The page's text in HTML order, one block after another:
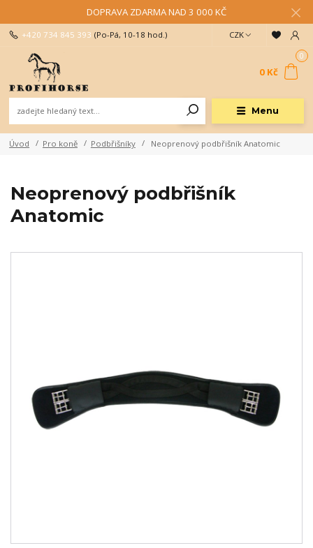
DOPRAVA ZDARMA NAD 3 000 KČ
Menu
CZK
+420 734 845 393 (Po-Pá, 10-18 hod.)
0
0 Kč
Úvod Pro koně Podbřišníky Neoprenový podbřišník Anatomic
Neoprenový podbřišník
Anatomic